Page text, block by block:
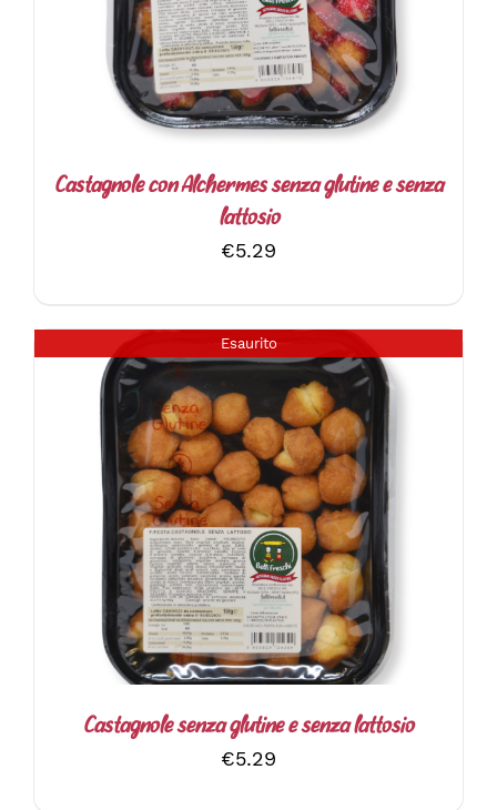
Castagnole con Alchermes senza glutine e senza
lattosio
€5.29
Esaurito
DETTAGLI
Castagnole senza glutine e senza lattosio
€5.29